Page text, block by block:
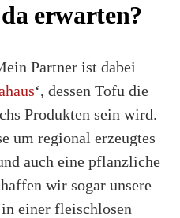
erwarten?
Partner ist dabei
‘, dessen Tofu die
Produkten sein wird.
um regional erzeugtes
auch eine pflanzliche
wir sogar unsere
einer fleischlosen